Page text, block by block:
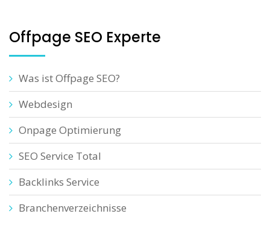
Offpage SEO Experte
Was ist Offpage SEO?
Webdesign
Onpage Optimierung
SEO Service Total
Backlinks Service
Branchenverzeichnisse